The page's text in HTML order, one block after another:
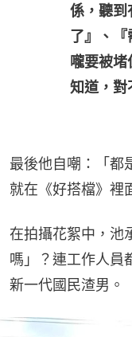
係，聽到
了』、『
嚨要被堵
知道，對
最後他自嘲：「都
就在《好搭檔》裡
在拍攝花絮中，池
嗎」？連工作人員
新一代國民渣男。